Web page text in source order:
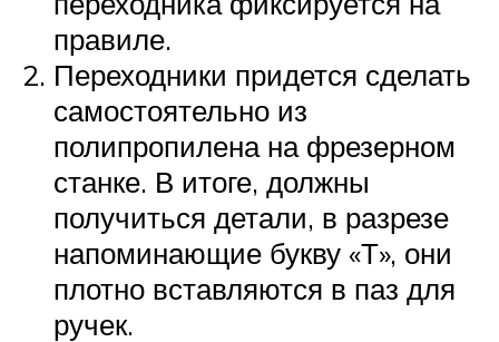
правиле.
Переходники придется сделать
самостоятельно из
полипропилена на фрезерном
станке. В итоге, должны
получиться детали, в разрезе
напоминающие букву «Т», они
плотно вставляются в паз для
ручек.